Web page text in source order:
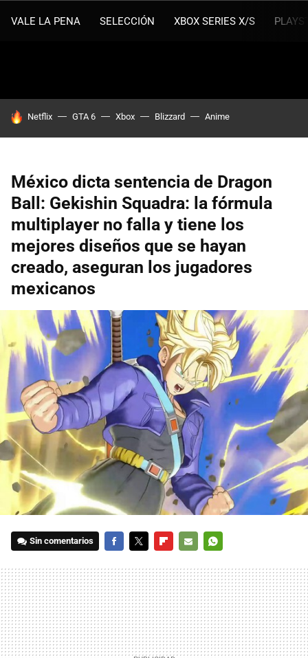
VALE LA PENA SELECCIÓN XBOX SERIES X/S
HOY SE HABLA DE
Netflix GTA 6 Xbox Blizzard Anime
México dicta sentencia de Dragon
Ball: Gekishin Squadra: la fórmula
multiplayer no falla y tiene los
mejores diseños que se hayan
creado, aseguran los jugadores
mexicanos
Sin comentarios
MAIL